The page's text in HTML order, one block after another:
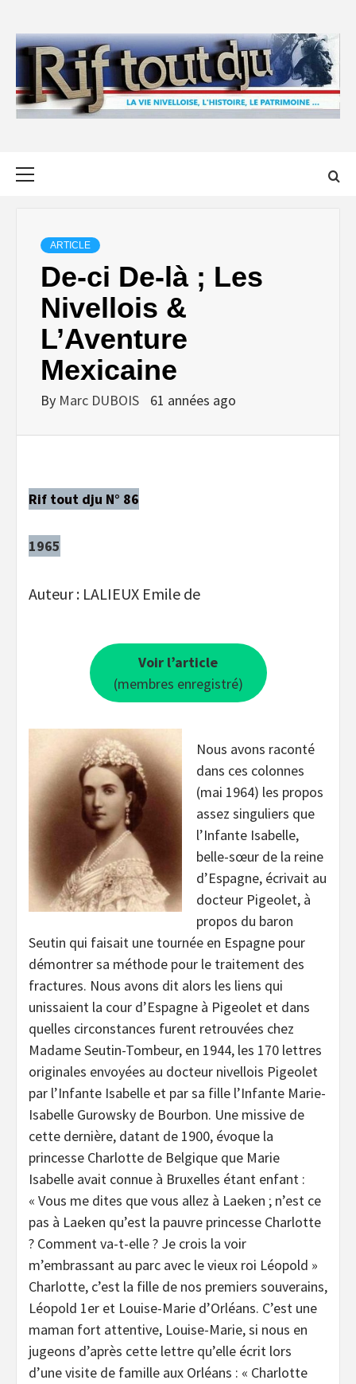
content
ARTICLE
De-ci De-là ; Les
Nivellois &
L’Aventure
Mexicaine
By Marc DUBOIS 61 années ago
Rif tout dju N° 86
1965
Auteur : LALIEUX Emile de
Voir l’article
(membres enregistré)
Nous avons raconté
dans ces colonnes
(mai 1964) les propos
assez singuliers que
l’Infante Isabelle,
belle-sœur de la reine
d’Espagne, écrivait au
docteur Pigeolet, à
propos du baron
Seutin qui faisait une tournée en Espagne pour
démontrer sa méthode pour le traitement des
fractures. Nous avons dit alors les liens qui
unissaient la cour d’Espagne à Pigeolet et dans
quelles circonstances furent retrouvées chez
Madame Seutin-Tombeur, en 1944, les 170 lettres
originales envoyées au docteur nivellois Pigeolet
par l’Infante Isabelle et par sa fille l’Infante Marie-
Isabelle Gurowsky de Bourbon. Une missive de
cette dernière, datant de 1900, évoque la
princesse Charlotte de Belgique que Marie
Isabelle avait connue à Bruxelles étant enfant :
« Vous me dites que vous allez à Laeken ; n’est ce
pas à Laeken qu’est la pauvre princesse Charlotte
? Comment va-t-elle ? Je crois la voir
m’embrassant au parc avec le vieux roi Léopold »
Charlotte, c’est la fille de nos premiers souverains,
Léopold 1er et Louise-Marie d’Orléans. C’est une
maman fort attentive, Louise-Marie, si nous en
jugeons d’après cette lettre qu’elle écrit lors
d’une visite de famille aux Orléans : « Charlotte